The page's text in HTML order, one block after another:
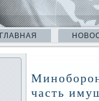
ГЛАВНАЯ
часть